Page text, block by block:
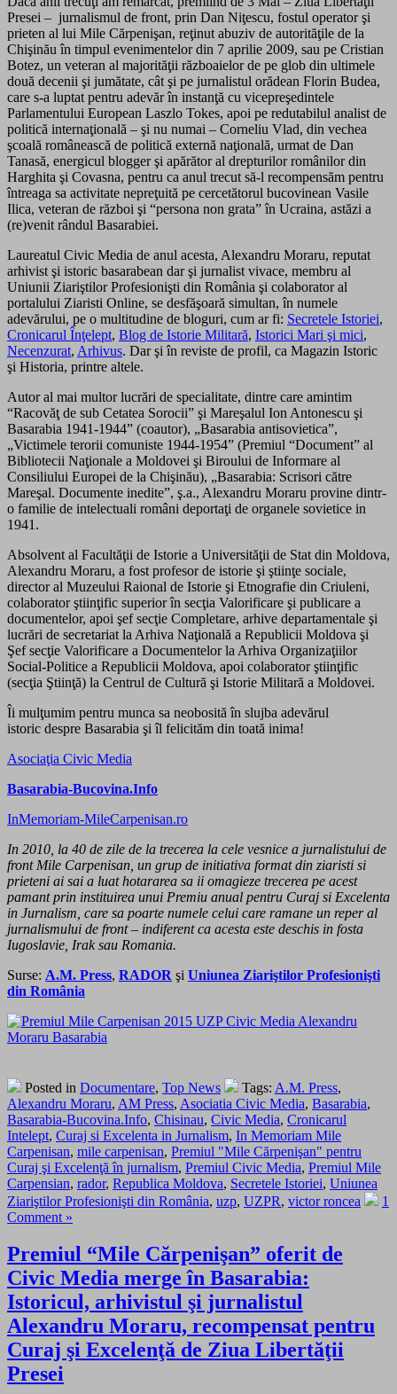
Presei – jurnalismul de front, prin Dan Niţescu, fostul operator şi
prieten al lui Mile Cărpenişan, reţinut abuziv de autorităţile de la
Chişinău în timpul evenimentelor din 7 aprilie 2009, sau pe Cristian
Botez, un veteran al majorităţii războaielor de pe glob din ultimele
două decenii şi jumătate, cât şi pe jurnalistul orădean Florin Budea,
care s-a luptat pentru adevăr în instanţă cu vicepreşedintele
Parlamentului European Laszlo Tokes, apoi pe redutabilul analist de
politică internaţională – şi nu numai – Corneliu Vlad, din vechea
şcoală românească de politică externă naţională, urmat de Dan
Tanasă, energicul blogger şi apărător al drepturilor românilor din
Harghita şi Covasna, pentru ca anul trecut să-l recompensăm pentru
întreaga sa activitate nepreţuită pe cercetătorul bucovinean Vasile
Ilica, veteran de război şi “persona non grata” în Ucraina, astăzi a
(re)venit rândul Basarabiei.
Laureatul Civic Media de anul acesta, Alexandru Moraru, reputat
arhivist şi istoric basarabean dar şi jurnalist vivace, membru al
Uniunii Ziariştilor Profesionişti din România şi colaborator al
portalului Ziaristi Online, se desfăşoară simultan, în numele
adevărului, pe o multitudine de bloguri, cum ar fi: Secretele Istoriei,
Cronicarul Înţelept, Blog de Istorie Militară, Istorici Mari şi mici,
Necenzurat, Arhivus. Dar şi în reviste de profil, ca Magazin Istoric
şi Historia, printre altele.
Autor al mai multor lucrări de specialitate, dintre care amintim
“Racovăţ de sub Cetatea Sorocii” şi Mareşalul Ion Antonescu şi
Basarabia 1941-1944” (coautor), „Basarabia antisovietica”,
„Victimele terorii comuniste 1944-1954” (Premiul “Document” al
Bibliotecii Naţionale a Moldovei şi Biroului de Informare al
Consiliului Europei de la Chişinău), „Basarabia: Scrisori către
Mareşal. Documente inedite”, ş.a., Alexandru Moraru provine dintr-
o familie de intelectuali români deportaţi de organele sovietice in
1941.
Absolvent al Facultăţii de Istorie a Universităţii de Stat din Moldova,
Alexandru Moraru, a fost profesor de istorie şi ştiinţe sociale,
director al Muzeului Raional de Istorie şi Etnografie din Criuleni,
colaborator ştiinţific superior în secţia Valorificare şi publicare a
documentelor, apoi şef secţie Completare, arhive departamentale şi
lucrări de secretariat la Arhiva Naţională a Republicii Moldova şi
Şef secţie Valorificare a Documentelor la Arhiva Organizaţiilor
Social-Politice a Republicii Moldova, apoi colaborator ştiinţific
(secţia Ştiinţă) la Centrul de Cultură şi Istorie Militară a Moldovei.
Îi mulţumim pentru munca sa neobosită în slujba adevărul
istoric despre Basarabia şi îl felicităm din toată inima!
Asociaţia Civic Media
Basarabia-Bucovina.Info
InMemoriam-MileCarpenisan.ro
In 2010, la 40 de zile de la trecerea la cele vesnice a jurnalistului de
front Mile Carpenisan, un grup de initiativa format din ziaristi si
prieteni ai sai a luat hotararea sa ii omagieze trecerea pe acest
pamant prin instituirea unui Premiu anual pentru Curaj si Excelenta
in Jurnalism, care sa poarte numele celui care ramane un reper al
jurnalismului de front – indiferent ca acesta este deschis in fosta
Iugoslavie, Irak sau Romania.
Surse: A.M. Press, RADOR şi Uniunea Ziariştilor Profesionişti
din România
Posted in Documentare, Top News Tags: A.M. Press,
Alexandru Moraru, AM Press, Asociatia Civic Media, Basarabia,
Basarabia-Bucovina.Info, Chisinau, Civic Media, Cronicarul
Intelept, Curaj si Excelenta in Jurnalism, In Memoriam Mile
Carpenisan, mile carpenisan, Premiul "Mile Cărpenişan" pentru
Curaj şi Excelenţă în jurnalism, Premiul Civic Media, Premiul Mile
Carpensian, rador, Republica Moldova, Secretele Istoriei, Uniunea
Ziariştilor Profesionişti din România, uzp, UZPR, victor roncea
1
Comment »
Premiul “Mile Cărpenişan” oferit de
Civic Media merge în Basarabia:
Istoricul, arhivistul şi jurnalistul
Alexandru Moraru, recompensat pentru
Curaj şi Excelenţă de Ziua Libertăţii
Presei